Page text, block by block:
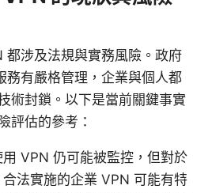
都涉及法規與實務風險。政府
務有嚴格管理，企業與個人都
術封鎖。以下是當前關鍵事實
評估的參考：
VPN 仍可能被監控，但對於
法實施的企業 VPN 可能有特